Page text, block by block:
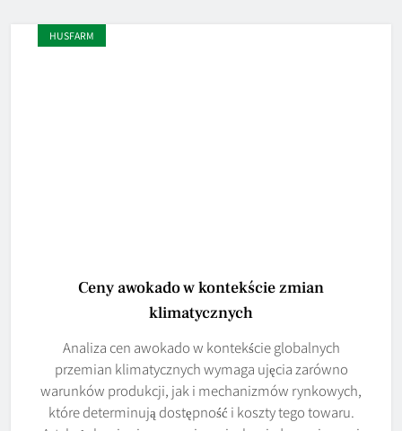
HUSFARM
Ceny awokado w kontekście zmian
klimatycznych
Analiza cen awokado w kontekście globalnych
przemian klimatycznych wymaga ujęcia zarówno
warunków produkcji, jak i mechanizmów rynkowych,
które determinują dostępność i koszty tego towaru.